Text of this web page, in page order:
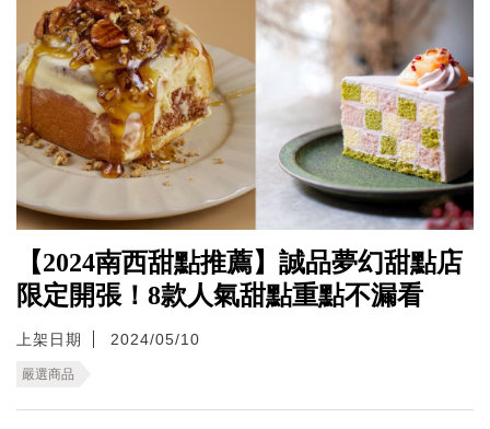
【2024南西甜點推薦】誠品夢幻甜點店
限定開張！8款人氣甜點重點不漏看
上架日期 2024/05/10
嚴選商品